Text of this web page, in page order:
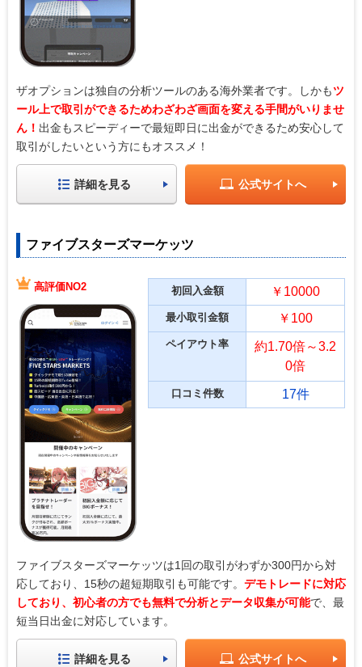
ザオプションは独自の分析ツールのある海外業者です。しかもツ
ール上で取引ができるためわざわざ画面を変える手間がいりませ
ん！ 出金もスピーディーで最短即日に出金ができるため安心して
取引がしたいという方にもオススメ！
詳細を見る 公式サイトへ
ファイブスターズマーケッツ
高評価NO2 初回入金額 ￥10000
最小取引金額 ￥100
ペイアウト率
約1.70倍～3.2
0倍
口コミ件数 17件
ファイブスターズマーケッツは1回の取引がわずか300円から対
応しており、15秒の超短期取引も可能です。 デモトレードに対応
しており、初心者の方でも無料で分析とデータ収集が可能で、最
短当日出金に対応しています。
詳細を見る 公式サイトへ